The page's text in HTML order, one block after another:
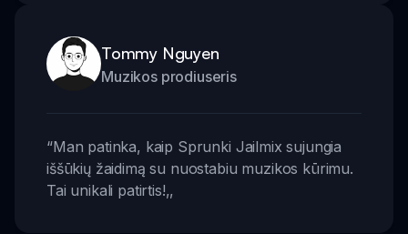
Tommy Nguyen
Muzikos prodiuseris
“Man patinka, kaip Sprunki Jailmix sujungia
iššūkių žaidimą su nuostabiu muzikos kūrimu.
Tai unikali patirtis!,,